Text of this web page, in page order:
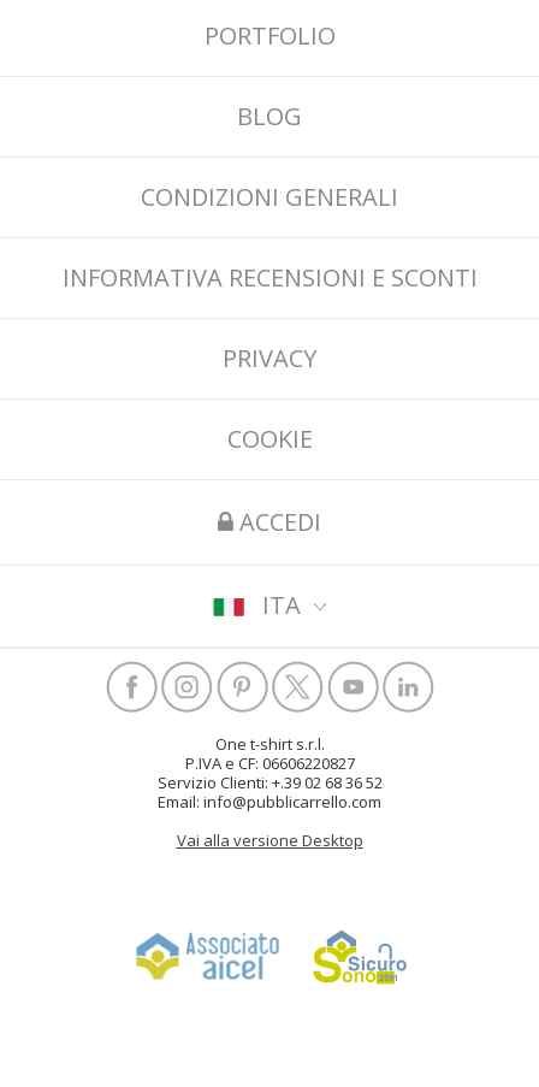
PORTFOLIO
BLOG
CONDIZIONI GENERALI
INFORMATIVA RECENSIONI E SCONTI
PRIVACY
COOKIE
ACCEDI
ITA
One t-shirt s.r.l.
P.IVA e CF: 06606220827
Servizio Clienti: +.39 02 68 36 52
Email: info@pubblicarrello.com
Vai alla versione Desktop